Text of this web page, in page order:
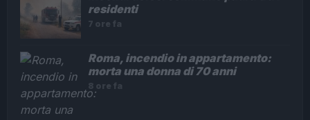
residenti
7 ore fa
Roma, incendio in appartamento:
morta una donna di 70 anni
8 ore fa